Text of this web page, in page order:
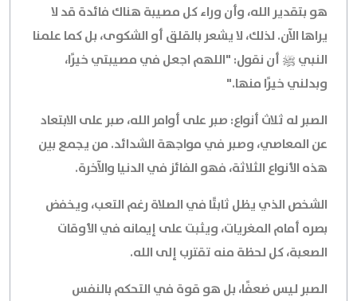
هو بتقدير الله، وأن وراء كل مصيبة هناك فائدة قد لا
يراها الآن. لذلك، لا يشعر بالقلق أو الشكوى، بل كما علمنا
النبي ﷺ أن نقول: "اللهم اجعل في مصيبتي خيرًا،
وبدلني خيرًا منها."
الصبر له ثلاث أنواع: صبر على أوامر الله، صبر على الابتعاد
عن المعاصي، وصبر في مواجهة الشدائد. من يجمع بين
هذه الأنواع الثلاثة، فهو الفائز في الدنيا والآخرة.
الشخص الذي يظل ثابتًا في الصلاة رغم التعب، ويخفض
بصره أمام المغريات، ويثبت على إيمانه في الأوقات
الصعبة، كل لحظة منه تقترب إلى الله.
الصبر ليس ضعفًا، بل هو قوة في التحكم بالنفس